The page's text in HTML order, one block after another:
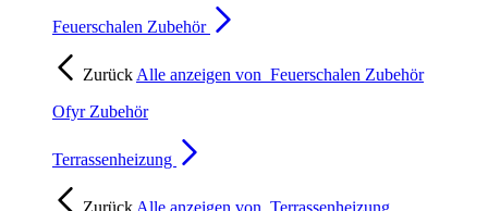
Feuerschalen Zubehör
Zurück Alle anzeigen von Feuerschalen Zubehör
Ofyr Zubehör
Terrassenheizung
Zurück Alle anzeigen von Terrassenheizung